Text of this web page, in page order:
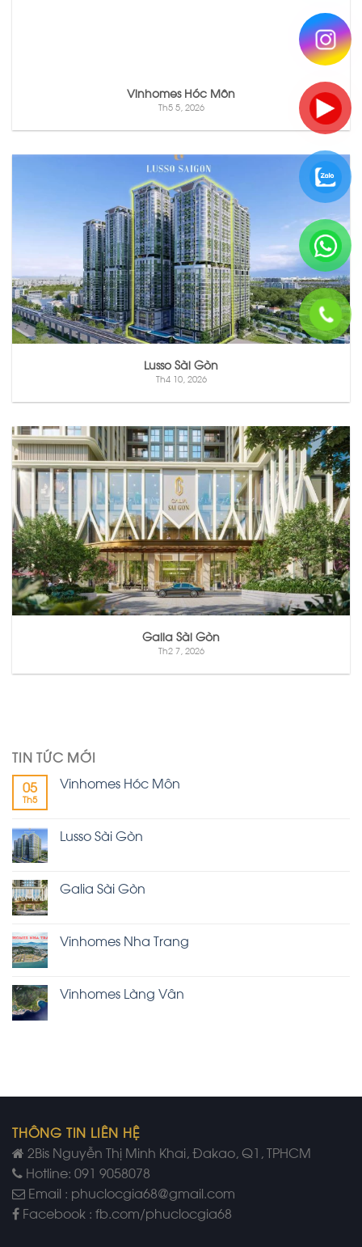
Vinhomes Hóc Môn
Th5 5, 2026
Lusso Sài Gòn
Th4 10, 2026
Galia Sài Gòn
Th2 7, 2026
TIN TỨC MỚI
05
Th5
Vinhomes Hóc Môn
Lusso Sài Gòn
Galia Sài Gòn
Vinhomes Nha Trang
Vinhomes Làng Vân
THÔNG TIN LIÊN HỆ
2Bis Nguyễn Thị Minh Khai, Đakao, Q1, TPHCM
Hotline: 091 9058078
Email : phuclocgia68@gmail.com
Facebook : fb.com/phuclocgia68